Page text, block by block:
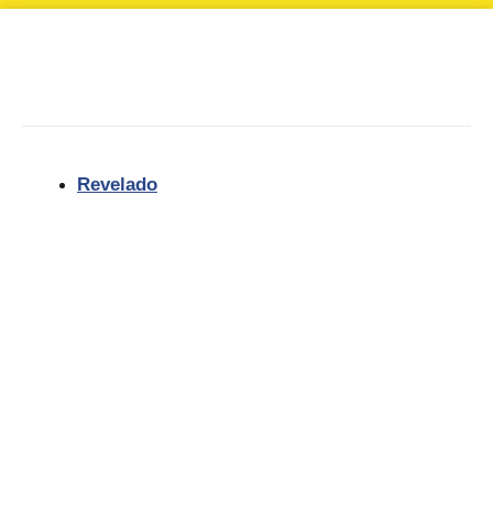
Revelado